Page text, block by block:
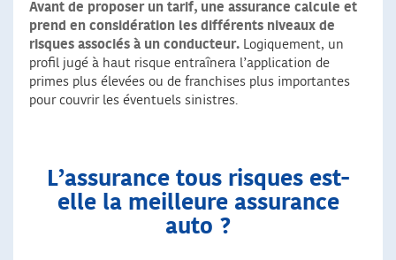
Avant de proposer un tarif, une assurance calcule et
prend en considération les différents niveaux de
risques associés à un conducteur. Logiquement, un
profil jugé à haut risque entraînera l’application de
primes plus élevées ou de franchises plus importantes
pour couvrir les éventuels sinistres.
L’assurance tous risques est-
elle la meilleure assurance
auto ?